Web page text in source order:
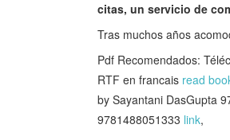
citas, un servicio de
Tras muchos años
Pdf Recomendados:
RTF en francais read
by Sayantani DasGupta
9781488051333 link,